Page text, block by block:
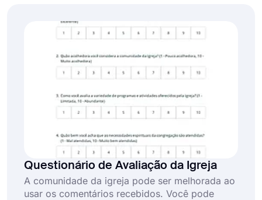
Questionário de Avaliação da Igreja
A comunidade da igreja pode ser melhorada ao
usar os comentários recebidos. Você pode